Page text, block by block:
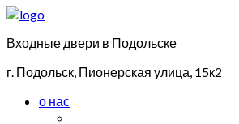
Входные двери в Подольске
г. Подольск, Пионерская улица, 15к2
о нас